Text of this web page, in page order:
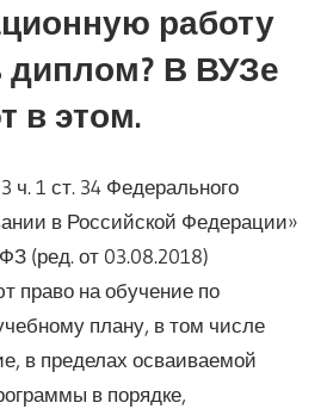
работу
диплом? В ВУЗе
в этом.
ч. 1 ст. 34 Федерального
в Российской Федерации»
(ред. от 03.08.2018)
право на обучение по
плану, в том числе
в пределах осваиваемой
в порядке,